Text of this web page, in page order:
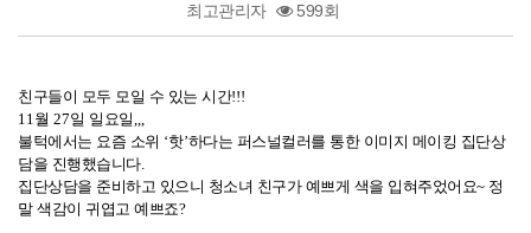
성명서/논평
발간자료
재정보고
최고관리자 599회
친구들이 모두 모일 수 있는 시간!!!
11월 27일 일요일,,,
불턱에서는 요즘 소위 ‘핫’하다는 퍼스널컬러를 통한 이미지 메이킹 집단상
담을 진행했습니다.
집단상담을 준비하고 있으니 청소녀 친구가 예쁘게 색을 입혀주었어요~ 정
말 색감이 귀엽고 예쁘죠?